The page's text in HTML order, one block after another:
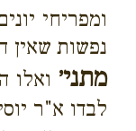
ומפריחי
נפשות שאין
מתני׳ ואלו
לבדו א"ר